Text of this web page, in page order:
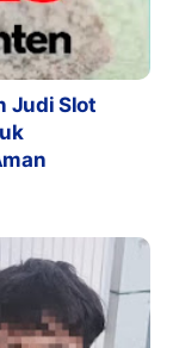
Judi Slot